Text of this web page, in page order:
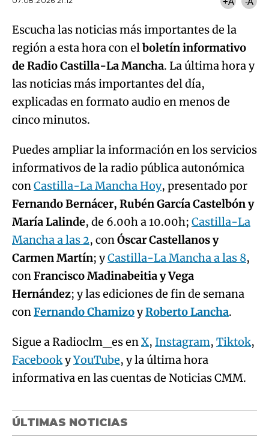
Escucha las noticias más importantes de la
región a esta hora con elboletín informativo
de Radio Castilla-La Mancha. La última hora y
las noticias más importantes del día,
explicadas en formato audio en menos de
cinco minutos.
Puedes ampliar la información en los servicios
informativos de la radio pública autonómica
conCastilla-La Mancha Hoy, presentado por
Fernando Bernácer, Rubén García Castelbón y
María Lalinde, de 6.00h a 10.00h; Castilla-La
Mancha a las 2, conÓscar Castellanos y
Carmen Martín; yCastilla-La Mancha a las 8,
conFrancisco Madinabeitia y Vega
Hernández; y las ediciones de fin de semana
conFernando ChamizoyRoberto Lancha.
Sigue a Radioclm_es enX, Instagram, Tiktok,
FacebookyYouTube, y la última hora
informativa en las cuentas de Noticias CMM.
ÚLTIMAS NOTICIAS